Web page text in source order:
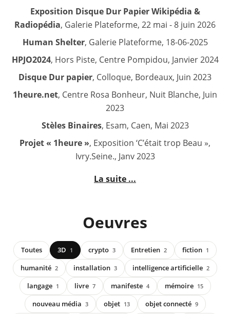
Exposition Disque Dur Papier Wikipédia &
Radiopédia, Galerie Plateforme, 22 mai - 8 juin 2026
Human Shelter, Galerie Plateforme, 18-06-2025
HPJO2024, Hors Piste, Centre Pompidou, Janvier 2024
Disque Dur papier, Colloque, Bordeaux, Juin 2023
1heure.net, Centre Rosa Bonheur, Nuit Blanche, Juin
2023
Stèles Binaires, Esam, Caen, Mai 2023
Projet « 1heure », Exposition ‘C’était trop Beau »,
Ivry.Seine., Janv 2023
La suite ...
Oeuvres
Toutes 3D 1 crypto 3 Entretien 2 fiction 1
humanité 2 installation 3 intelligence artificielle 2
langage 1 livre 7 manifeste 4 mémoire 15
nouveau média 3 objet 13 objet connecté 9